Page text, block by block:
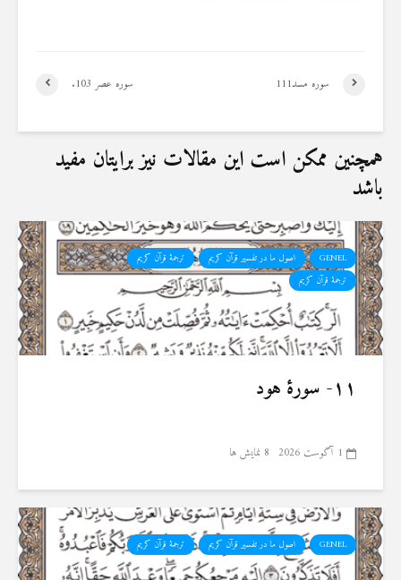
سوره عصر 103. سوره مسد111
همچنین ممکن است این مقالات نیز برایتان مفید
باشد
GENEL اصول ما در تفسیر قرآن کریم
ترجمهٔ قرآن کریم
ترجمۀ قرآن کریم
۱۱- سورهٔ هود
1 آگوست 2026 8 نمایش ها
GENEL اصول ما در تفسیر قرآن کریم ترجمۀ قرآن کریم